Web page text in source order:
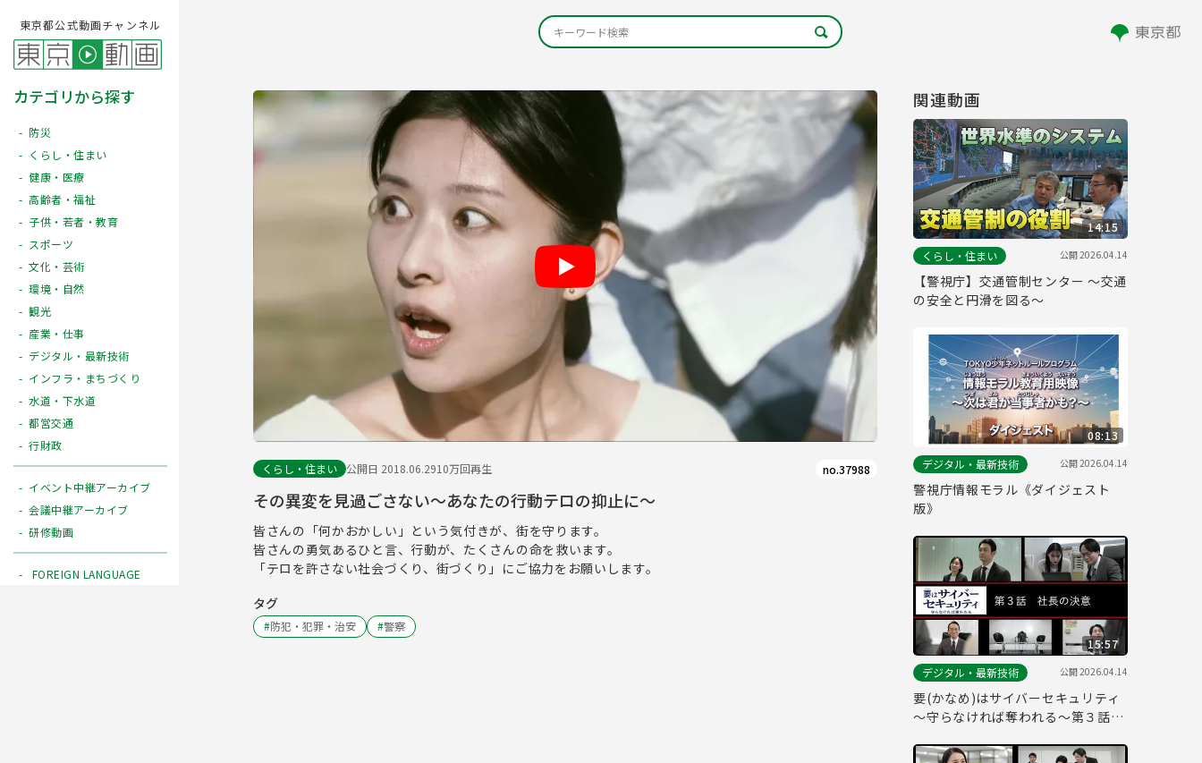
東京都公式動画チャンネル
カテゴリから探す
防災
くらし・住まい
健康・医療
高齢者・福祉
子供・若者・教育
スポーツ
文化・芸術
環境・自然
観光
産業・仕事
デジタル・最新技術
インフラ・まちづくり
水道・下水道
都営交通
行財政
イベント中継アーカイブ
会議中継アーカイブ
研修動画
FOREIGN LANGUAGE
くらし・住まい 公開日 2018.06.2910万回再生 no.37988
その異変を見過ごさない～あなたの行動テロの抑止に～
皆さんの「何かおかしい」という気付きが、街を守ります。
皆さんの勇気あるひと言、行動が、たくさんの命を救います。
「テロを許さない社会づくり、街づくり」にご協力をお願いします。
タグ
#防犯・犯罪・治安 #警察
関連動画
14:15
くらし・住まい
公開2026.04.14
【警視庁】交通管制センター ～交通
の安全と円滑を図る～
08:13
デジタル・最新技術
公開2026.04.14
警視庁情報モラル《ダイジェスト
版》
15:57
デジタル・最新技術
公開2026.04.14
要(かなめ)はサイバーセキュリティ
～守らなければ奪われる～第３話